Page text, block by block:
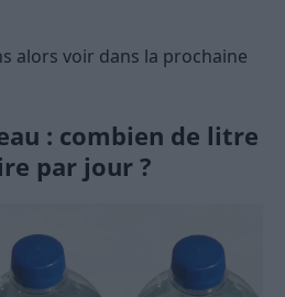
alors voir dans la prochaine
: combien de litre
par jour ?